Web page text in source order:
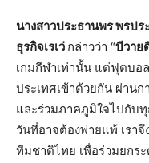
นางสาวประธานพร พรป
ธุรกิจเรเว่ กล่าวว่า “บีวาย
เกมกีฬาเท่านั้น แต่ฟุตบอ
ประเทศเข้าด้วยกัน ผ่าน
และร่วมภาคภูมิใจไปกับทุ
วันที่อาจต้องพ่ายแพ้ เรา
ทีมชาติไทย เพื่อร่วมยกร